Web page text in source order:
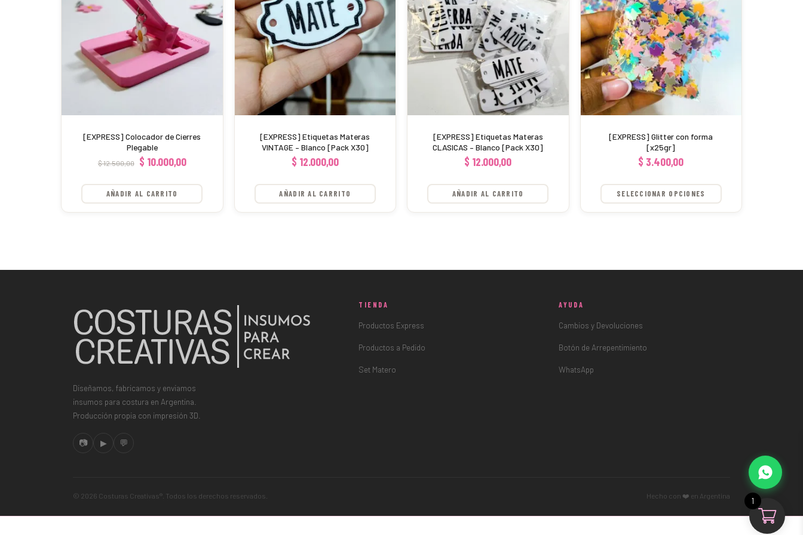
[EXPRESS] Colocador de Cierres
Plegable
$12.500,00 $ 10.000,00
AÑADIR AL CARRITO
[EXPRESS] Etiquetas Materas
VINTAGE – Blanco [Pack X30]
$ 12.000,00
AÑADIR AL CARRITO
[EXPRESS] Etiquetas Materas
CLASICAS – Blanco [Pack X30]
$ 12.000,00
AÑADIR AL CARRITO
[EXPRESS] Glitter con forma
[x25gr]
$ 3.400,00
SELECCIONAR OPCIONES
múltiples
variantes.
Las
opciones
se
pueden
elegir
la
página
producto
Diseñamos, fabricamos y enviamos
insumos para costura en Argentina.
Producción propia con impresión 3D.
📷 ▶ 💬
TIENDA
Productos Express
Productos a Pedido
Set Matero
AYUDA
Cambios y Devoluciones
Botón de Arrepentimiento
WhatsApp
© 2026 Costuras Creativas®. Todos los derechos reservados. Hecho con ❤️ en Argentina
1